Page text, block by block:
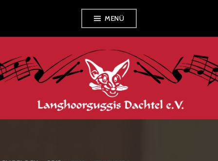
MENÜ
LANGHOORGUGGIS
DACHTEL E.V.